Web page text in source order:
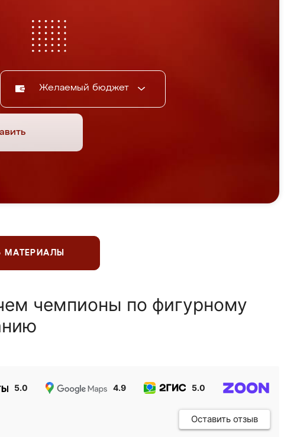
Желаемый бюджет
МАТЕРИАЛЫ
чемпионы по фигурному
5.0 4.9 5.0
Оставить отзыв